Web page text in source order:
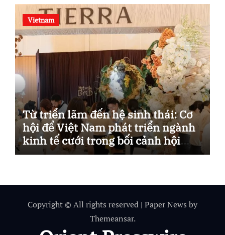
Vietnam
Từ triển lãm đến hệ sinh thái: Cơ
hội để Việt Nam phát triển ngành
kinh tế cưới trong bối cảnh hội
nhập.
Copyright © All rights reserved | Paper News by
Themeansar.